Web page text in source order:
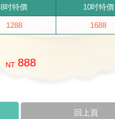
8吋特價 10吋特價
1288 1688
NT 888
回上頁